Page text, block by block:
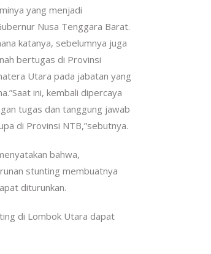
yang menjadi
Nusa Tenggara Barat.
katanya, sebelumnya juga
bertugas di Provinsi
Utara pada jabatan yang
ini, kembali dipercaya
tugas dan tanggung jawab
di Provinsi NTB,”sebutnya.
bahwa,
stunting membuatnya
diturunkan.
di Lombok Utara dapat